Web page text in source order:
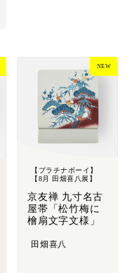
【プラチナボーイ】
【8月 田畑喜八展】
京友禅 九寸名古
屋帯「松竹梅に
檜扇文字文様」
田畑喜八
NEW